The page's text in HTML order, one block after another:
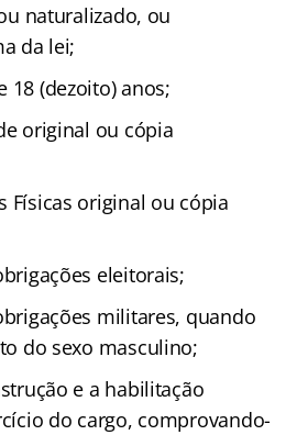
naturalizado, ou
da lei;
18 (dezoito) anos;
original ou cópia
Físicas original ou cópia
eleitorais;
militares, quando
do sexo masculino;
e a habilitação
do cargo, comprovando-